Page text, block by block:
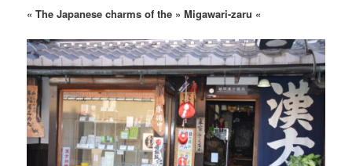
« The Japanese charms of the » Migawari-zaru «